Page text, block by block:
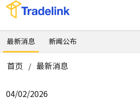
最新消息 新闻公布
首页 / 最新消息
04/02/2026